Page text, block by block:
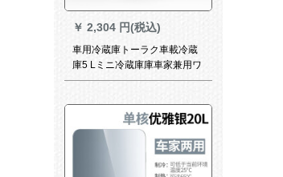
￥ 2,304 円(税込)
車用冷蔵庫トーラク車載冷蔵
庫5 Lミニ冷蔵庫庫車家兼用ワ
ンドアで便利冷蔵小冷蔵庫寮
Lバーカ兼用モビル